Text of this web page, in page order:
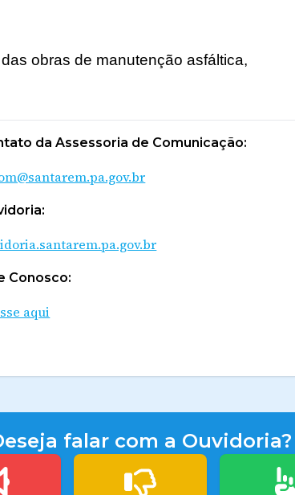
obras de manutenção asfáltica,
da Assessoria de Comunicação:
Conosco:
aqui
falar com a Ouvidoria?